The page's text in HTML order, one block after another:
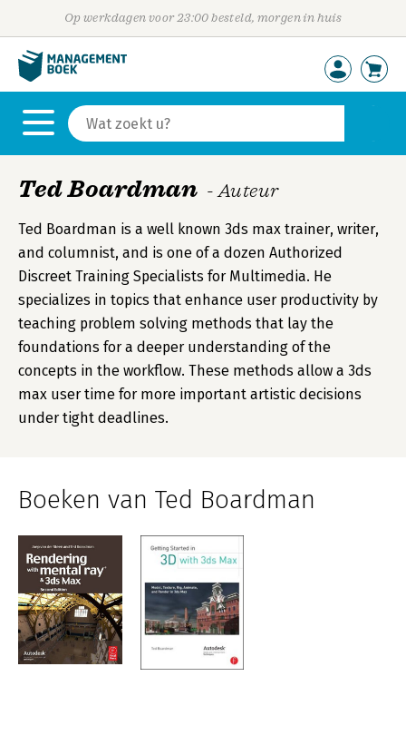
Op werkdagen voor 23:00 besteld, morgen in huis
Ted Boardman - Auteur
Ted Boardman is a well known 3ds max trainer, writer,
and columnist, and is one of a dozen Authorized
Discreet Training Specialists for Multimedia. He
specializes in topics that enhance user productivity by
teaching problem solving methods that lay the
foundations for a deeper understanding of the
concepts in the workflow. These methods allow a 3ds
max user time for more important artistic decisions
under tight deadlines.
Boeken van Ted Boardman